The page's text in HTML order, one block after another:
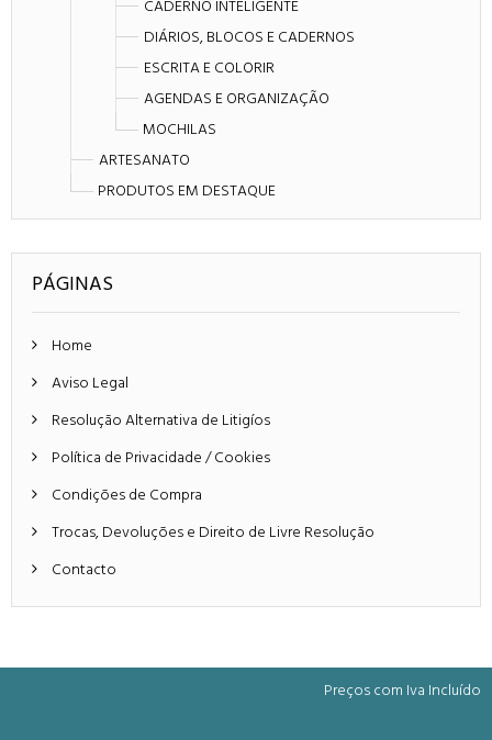
CADERNO INTELIGENTE
DIÁRIOS, BLOCOS E CADERNOS
ESCRITA E COLORIR
AGENDAS E ORGANIZAÇÃO
MOCHILAS
ARTESANATO
PRODUTOS EM DESTAQUE
PÁGINAS
Home
Aviso Legal
Resolução Alternativa de Litigíos
Política de Privacidade / Cookies
Condições de Compra
Trocas, Devoluções e Direito de Livre Resolução
Contacto
Preços com Iva Incluído